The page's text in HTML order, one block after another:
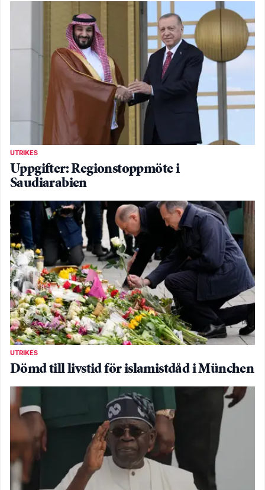
UTRIKES
Uppgifter: Regionstoppmöte i
Saudiarabien
UTRIKES
Dömd till livstid för islamistdåd i München